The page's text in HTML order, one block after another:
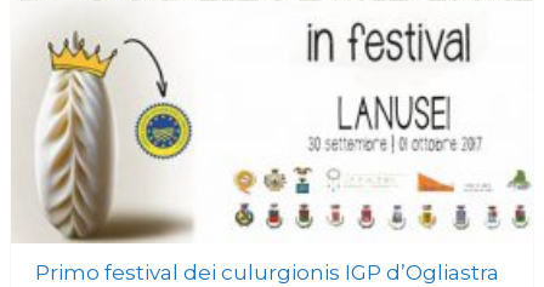
Primo festival dei culurgionis IGP d’Ogliastra